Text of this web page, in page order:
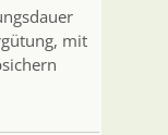
mit